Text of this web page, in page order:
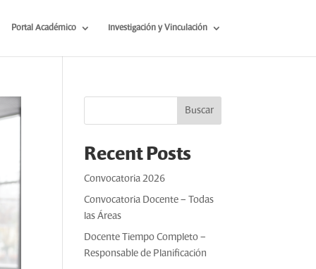
Portal Académico Investigación y Vinculación
Buscar
Recent Posts
Convocatoria 2026
Convocatoria Docente – Todas
las Áreas
Docente Tiempo Completo –
Responsable de Planificación